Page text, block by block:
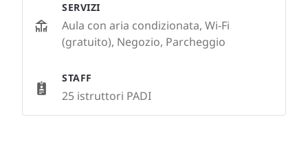
SERVIZI
Aula con aria condizionata, Wi-Fi
(gratuito), Negozio, Parcheggio
STAFF
25 istruttori PADI